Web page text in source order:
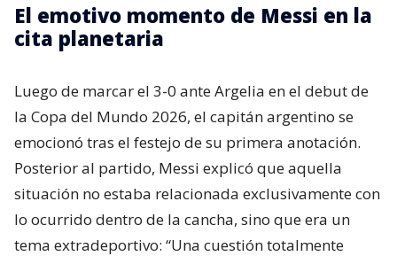
El emotivo momento de Messi en la
cita planetaria
Luego de marcar el 3-0 ante Argelia en el debut de
la Copa del Mundo 2026, el capitán argentino se
emocionó tras el festejo de su primera anotación.
Posterior al partido, Messi explicó que aquella
situación no estaba relacionada exclusivamente con
lo ocurrido dentro de la cancha, sino que era un
tema extradeportivo: “Una cuestión totalmente